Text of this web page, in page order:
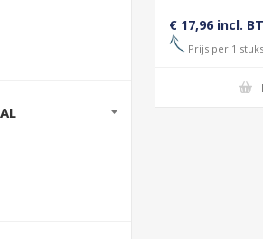
€ 17,96 incl.
Prijs per 1 stuks